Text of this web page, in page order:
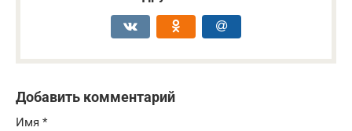
Добавить комментарий
Имя *